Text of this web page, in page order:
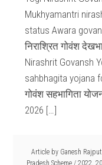
Mukhyamantri
status Awara
निराश्रित गोवंश
Nirashrit Govansh
sahbhagita yojana
गोवंश सहभागिता
2026 […]
Article by Ganesh Rajput
Pradesh Scheme / 2022,